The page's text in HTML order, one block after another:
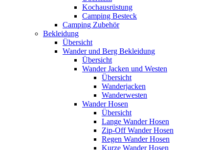
Kochausrüstung
Camping Besteck
Camping Zubehör
Bekleidung
Übersicht
Wander und Berg Bekleidung
Übersicht
Wander Jacken und Westen
Übersicht
Wanderjacken
Wanderwesten
Wander Hosen
Übersicht
Lange Wander Hosen
Zip-Off Wander Hosen
Regen Wander Hosen
Kurze Wander Hosen